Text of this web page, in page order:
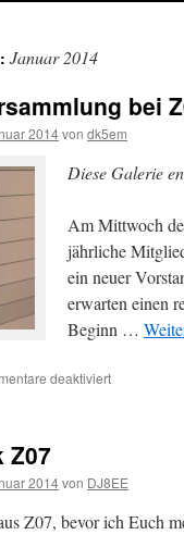
Januar 2014
bei
2014von dk5em
Diese Galerie
Am Mittwoch
jährliche
ein neuer
erwarten einen
Beginn …
deaktiviertfür
Z07
2014von DJ8EE
Z07, bevor ich Euch